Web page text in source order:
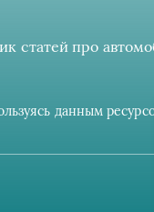
статей про
данным